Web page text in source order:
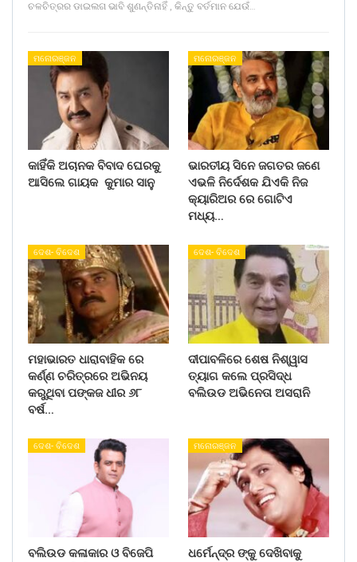
ଚଳଚିତ୍ରର ଡାଇଲଗ ଭାବି ଶୁଣନ୍ତିନାହିଁ , କିନ୍ତୁ ବର୍ତମାନ ଯେଉଁ…
ମନୋରଞ୍ଜନ
କାହିଁକି ଅଚାନକ ବିବାଦ ଘେରକୁ
ଆସିଲେ ଗାୟକ କୁମାର ସାନୁ
ମନୋରଞ୍ଜନ
ଭାରତୀୟ ସିନେ ଜଗତର ଜଣେ
ଏଭଳି ନିର୍ଦେଶକ ଯିଏକି ନିଜ
କ୍ୟାରିଅର ରେ ଗୋଟିଏ
ମଧ୍ୟ…
ଦେଶ- ବିଦେଶ
ମହାଭାରତ ଧାରାବାହିକ ରେ
କର୍ଣ୍ଣ ଚରିତ୍ରରେ ଅଭିନୟ
କରୁଥିବା ପଙ୍କଜ ଧୀର ୬୮
ବର୍ଷ…
ଦେଶ- ବିଦେଶ
ଦୀପାବଳିରେ ଶେଷ ନିଶ୍ୱାସ
ତ୍ୟାଗ କଲେ ପ୍ରସିଦ୍ଧ
ବଲିଉଡ ଅଭିନେତା ଅସରାନି
ଦେଶ- ବିଦେଶ
ବଲିଉଡ କଳାକାର ଓ ବିଜେପି
ମନୋରଞ୍ଜନ
ଧର୍ମେନ୍ଦ୍ର ଙ୍କୁ ଦେଖିବାକୁ